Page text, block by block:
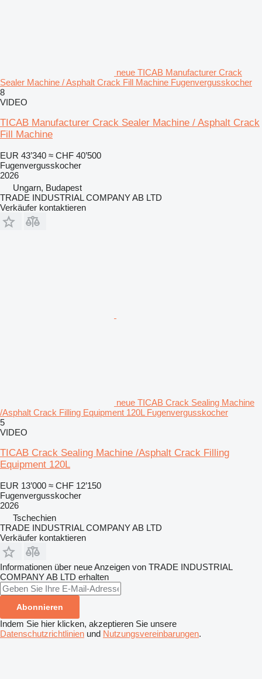
neue TICAB Manufacturer Crack
Sealer Machine / Asphalt Crack Fill Machine Fugenvergusskocher
8
VIDEO
TICAB Manufacturer Crack Sealer Machine / Asphalt Crack
Fill Machine
EUR 43’340 ≈ CHF 40’500
Fugenvergusskocher
2026
Ungarn, Budapest
TRADE INDUSTRIAL COMPANY AB LTD
Verkäufer kontaktieren
neue TICAB Crack Sealing Machine
/Asphalt Crack Filling Equipment 120L Fugenvergusskocher
5
VIDEO
TICAB Crack Sealing Machine /Asphalt Crack Filling
Equipment 120L
EUR 13’000 ≈ CHF 12’150
Fugenvergusskocher
2026
Tschechien
TRADE INDUSTRIAL COMPANY AB LTD
Verkäufer kontaktieren
Informationen über neue Anzeigen von TRADE INDUSTRIAL
COMPANY AB LTD erhalten
Abonnieren
Indem Sie hier klicken, akzeptieren Sie unsere
Datenschutzrichtlinien und Nutzungsvereinbarungen.